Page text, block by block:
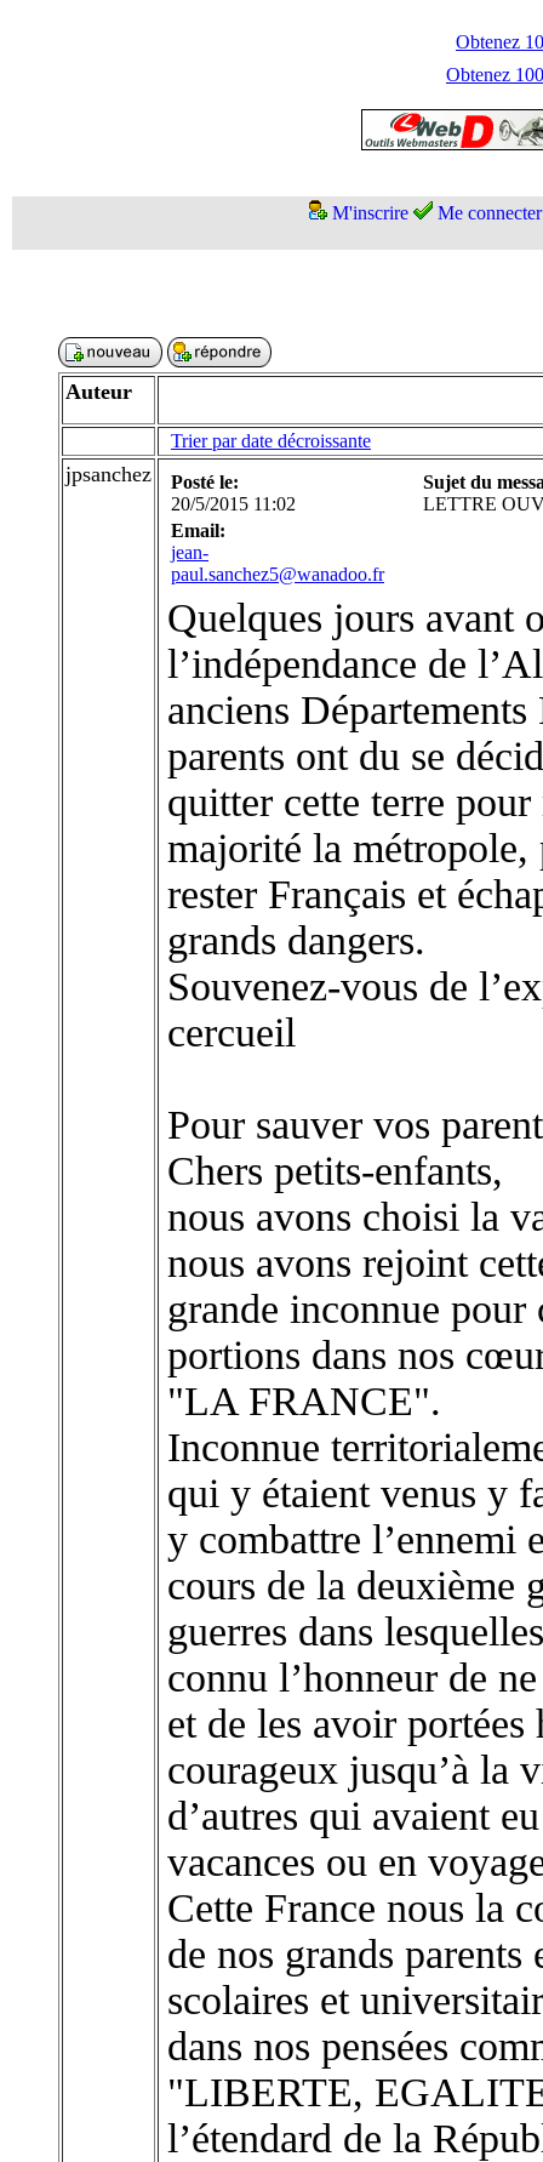
Obtenez
Obtenez
M'inscrire Me connecter
Auteur
Trier par date décroissante
jpsanchez
Posté le:
20/5/2015 11:02
Sujet du
LETTRE
Email:
jean-
paul.sanchez5@wanadoo.fr
Quelques jours avant
l’indépendance de
anciens
parents ont du se
quitter cette terre
majorité la métropole,
rester Français et
grands dangers.
Souvenez-vous de
cercueil
Pour sauver vos
Chers petits-enfants,
nous avons choisi la
nous avons rejoint
grande inconnue pour
portions dans nos
"LA FRANCE".
Inconnue
qui y étaient venus y
y combattre l’ennemi
cours de la deuxième
guerres dans
connu l’honneur de
et de les avoir
courageux jusqu’à la
d’autres qui avaient
vacances ou en
Cette France nous la
de nos grands parents
scolaires et
dans nos pensées
"LIBERTE,
l’étendard de la